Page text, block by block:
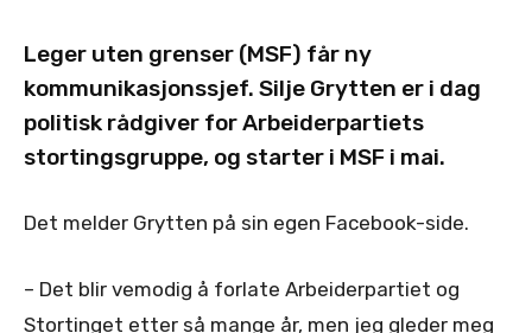
Leger uten grenser (MSF) får ny
kommunikasjonssjef. Silje Grytten er i dag
politisk rådgiver for Arbeiderpartiets
stortingsgruppe, og starter i MSF i mai.
Det melder Grytten på sin egen Facebook-side.
– Det blir vemodig å forlate Arbeiderpartiet og
Stortinget etter så mange år, men jeg gleder meg